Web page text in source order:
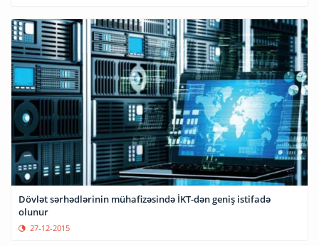
Dövlət sərhədlərinin mühafizəsində İKT-dən geniş istifadə
olunur
27-12-2015